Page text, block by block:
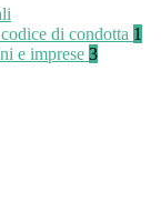
di condotta 1
e imprese 3